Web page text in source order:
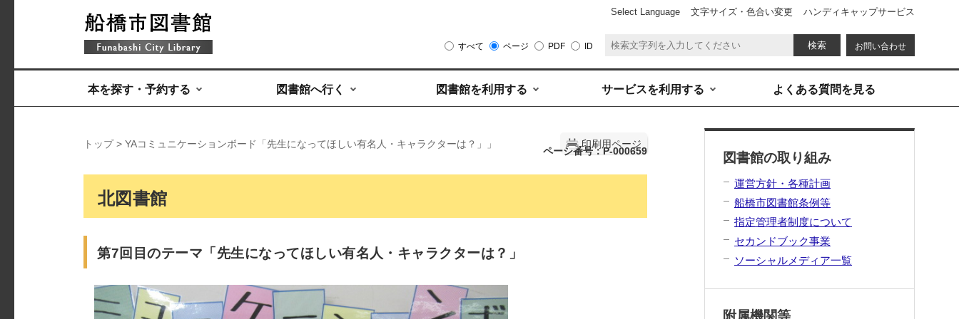
お問い合わせ
すべて ページ PDF ID
Select Language 文字サイズ・色合い変更 ハンディキャップサービス
本を探す・予約する 図書館へ行く 図書館を利用する サービスを利用する よくある質問を見る
印刷用ページ
トップ > YAコミュニケーションボード「先生になってほしい有名人・キャラクターは？」」
ページ番号：P-000659
北図書館
第7回目のテーマ「先生になってほしい有名人・キャラクターは？」
図書館の取り組み
運営方針・各種計画
船橋市図書館条例等
指定管理者制度について
セカンドブック事業
ソーシャルメディア一覧
附属機関等